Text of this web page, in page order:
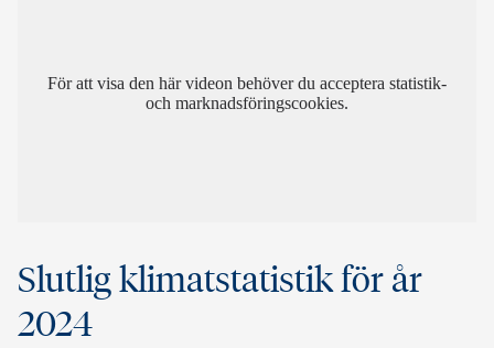
För att visa den här videon behöver du acceptera statistik-
och marknadsföringscookies.
Slutlig klimatstatistik för år
2024